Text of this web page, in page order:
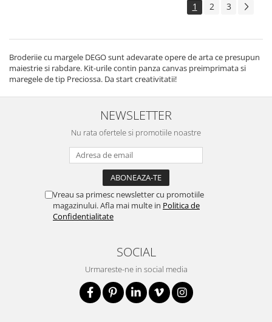
1 2 3
Broderiie cu margele DEGO sunt adevarate opere de arta ce presupun
maiestrie si rabdare. Kit-urile contin panza canvas preimprimata si
maregele de tip Preciossa. Da start creativitatii!
NEWSLETTER
Nu rata ofertele si promotiile noastre
Vreau sa primesc newsletter cu promotiile
magazinului. Afla mai multe in Politica de
Confidentialitate
SOCIAL
Urmareste-ne in social media